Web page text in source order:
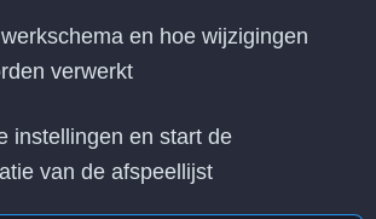
en hoe wijzigingen
verwerkt
instellingen en start de
van de afspeellijst